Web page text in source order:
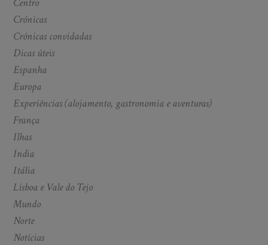
Crónicas
Crónicas convidadas
Dicas úteis
Espanha
Europa
Experiências (alojamento, gastronomia e aventuras)
França
Ilhas
India
Itália
Lisboa e Vale do Tejo
Mundo
Norte
Notícias